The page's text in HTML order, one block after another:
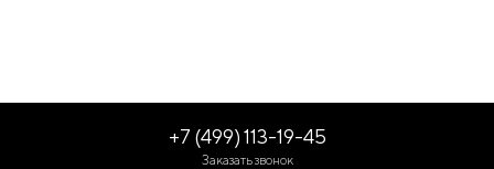
+7 (499) 113-19-45
Заказать звонок